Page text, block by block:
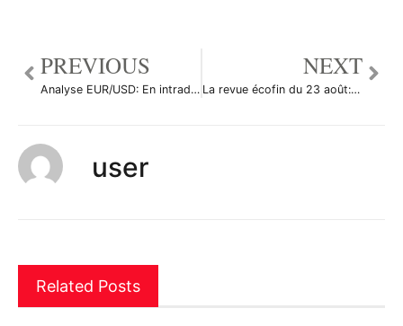
PREVIOUS
Analyse EUR/USD: En intraday la tendance baissière s’affirme
NEXT
La revue écofin du 23 août: La FED confirme son intention d’intervenir
user
Related Posts